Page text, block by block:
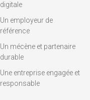
digitale
Un employeur de
référence
Un mécène et partenaire
durable
Une entreprise engagée et
responsable